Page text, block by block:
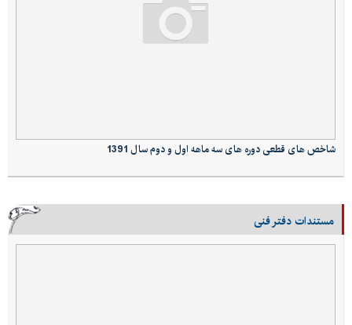
شاخص های قطعی دوره های سه ماهه اول و دوم سال 1391
مستندات دفتر فنی